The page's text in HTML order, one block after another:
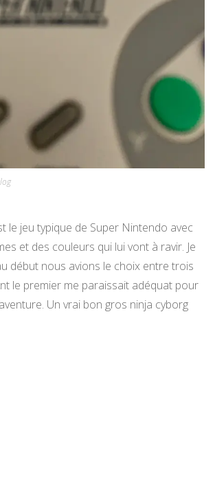
le jeu typique de Super Nintendo avec
et des couleurs qui lui vont à ravir. Je
début nous avions le choix entre trois
le premier me paraissait adéquat pour
Un vrai bon gros ninja cyborg